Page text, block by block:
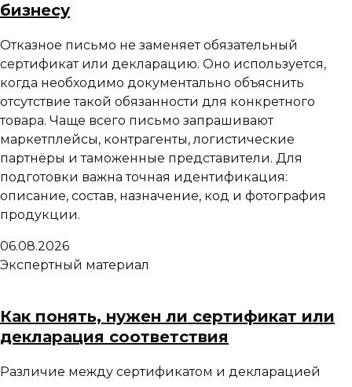
бизнесу
Отказное письмо не заменяет обязательный
сертификат или декларацию. Оно используется,
когда необходимо документально объяснить
отсутствие такой обязанности для конкретного
товара. Чаще всего письмо запрашивают
маркетплейсы, контрагенты, логистические
партнёры и таможенные представители. Для
подготовки важна точная идентификация:
описание, состав, назначение, код и фотография
продукции.
06.08.2026
Экспертный материал
Как понять, нужен ли сертификат или
декларация соответствия
Различие между сертификатом и декларацией